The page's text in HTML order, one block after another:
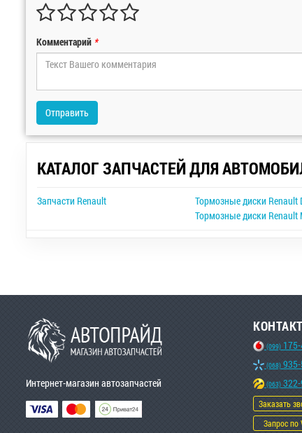
Комментарий *
Отправить
КАТАЛОГ ЗАПЧАСТЕЙ ДЛЯ
Запчасти Renault Тормозные диски Renault
Тормозные диски Renault
Интернет-магазин автозапчастей
(099)
(068)
(063)
Заказать
Запрос по